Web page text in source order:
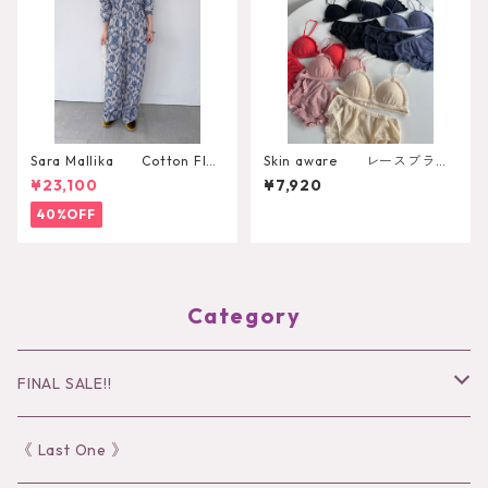
Sara Mallika Cotton Flo
wer Signal Print All In One
¥23,100
40%OFF
Skin aware レースブラト
ップ
¥7,920
Category
FINAL SALE!!
30％OFF
《 Last One 》